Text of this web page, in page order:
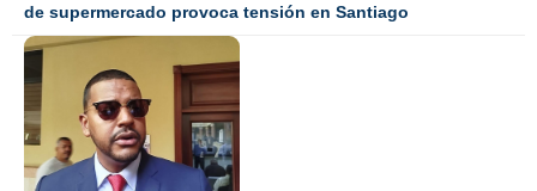
de supermercado provoca tensión en Santiago